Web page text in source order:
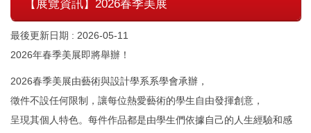
【展覽資訊】2026春季美展
最後更新日期 : 2026-05-11
2026年春季美展即將舉辦！
2026春季美展由藝術與設計學系系學會承辦，
徵件不設任何限制，讓每位熱愛藝術的學生自由發揮創意，
呈現其個人特色。每件作品都是由學生們依據自己的人生經驗和感